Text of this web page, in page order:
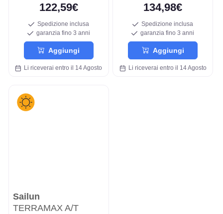
122,59€
Spedizione inclusa
garanzia fino 3 anni
Aggiungi
Li riceverai entro il 14 Agosto
134,98€
Spedizione inclusa
garanzia fino 3 anni
Aggiungi
Li riceverai entro il 14 Agosto
Sailun
TERRAMAX A/T